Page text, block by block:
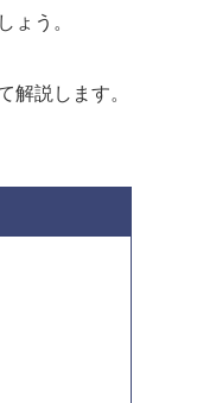
ょう。
解説します。